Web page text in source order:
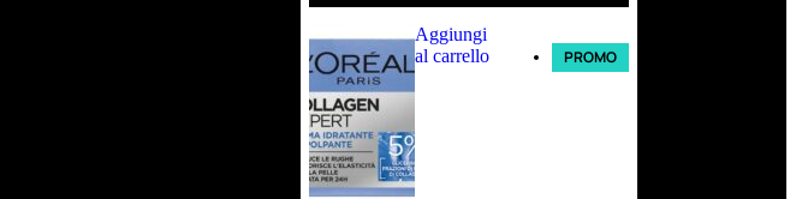
Aggiungi
al carrello
PROMO